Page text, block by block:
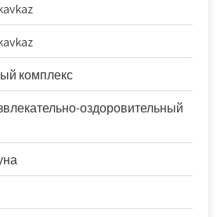
комплекс
оздоровительный